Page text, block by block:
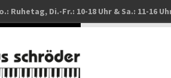
Ruhetag, Di.-Fr.: 10-18 Uhr & Sa.: 11-16